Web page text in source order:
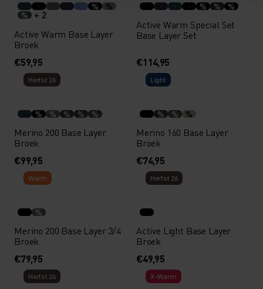
%
%
%
+ 2
Active Warm Base Layer
Broek
€59,95
% % %
Active Warm Special Set
Base Layer Set
€114,95
Herfst 26
% % % % %
Merino 200 Base Layer
Broek
€99,95
Light
% % %
Merino 160 Base Layer
Broek
€74,95
Warm
%
Merino 200 Base Layer 3/4
Broek
€79,95
Herfst 26
Active Light Base Layer
Broek
€49,95
Herfst 26 X-Warm